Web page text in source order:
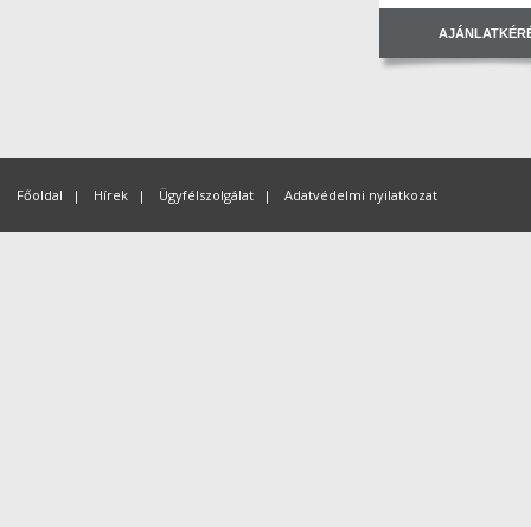
Főoldal | Hírek | Ügyfélszolgálat | Adatvédelmi nyilatkozat